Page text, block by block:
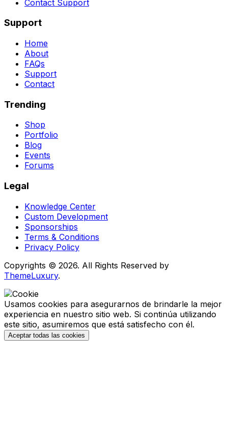
Contact Support
Support
Home
About
FAQs
Support
Contact
Trending
Shop
Portfolio
Blog
Events
Forums
Legal
Knowledge Center
Custom Development
Sponsorships
Terms & Conditions
Privacy Policy
Copyrights © 2026. All Rights Reserved by
ThemeLuxury.
Usamos cookies para asegurarnos de brindarle la mejor
experiencia en nuestro sitio web. Si continúa utilizando
este sitio, asumiremos que está satisfecho con él.
Aceptar todas las cookies